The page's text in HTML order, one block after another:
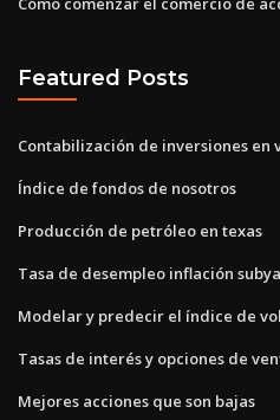
Featured Posts
Contabilización de inversiones en
Índice de fondos de nosotros
Producción de petróleo en texas
Tasa de desempleo inflación
Modelar y predecir el índice de
Tasas de interés y opciones de
Mejores acciones que son bajas